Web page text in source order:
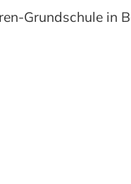
Grundschule in